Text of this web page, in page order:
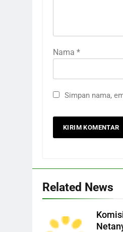
Nama *
Simpan nama,
Related News